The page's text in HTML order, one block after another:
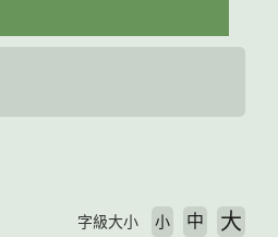
字級大小 小 中 大